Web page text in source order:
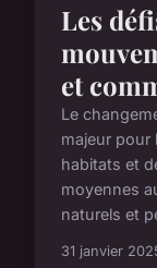
Les
et
Le
majeur pour
habitats et
moyennes
naturels et
31 janvier